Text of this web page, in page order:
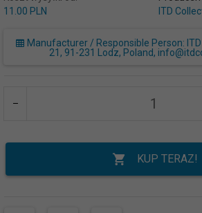
11.00 PLN
ITD
Manufacturer / Responsible Person:
21, 91-231 Lodz, Poland,
KUP TERAZ!